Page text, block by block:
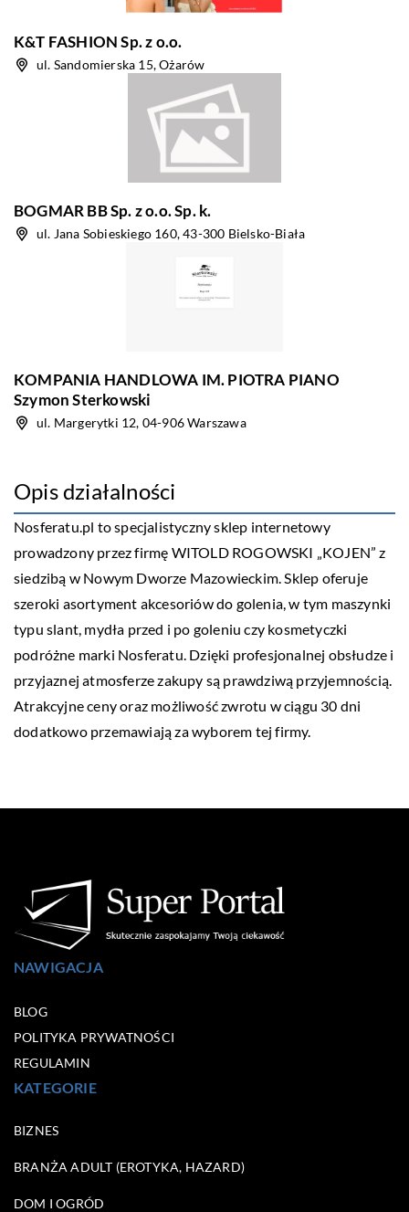
K&T FASHION Sp. z o.o.
ul. Sandomierska 15, Ożarów
BOGMAR BB Sp. z o.o. Sp. k.
ul. Jana Sobieskiego 160, 43-300 Bielsko-Biała
KOMPANIA HANDLOWA IM. PIOTRA PIANO
Szymon Sterkowski
ul. Margerytki 12, 04-906 Warszawa
Opis działalności
Nosferatu.pl to specjalistyczny sklep internetowy
prowadzony przez firmę WITOLD ROGOWSKI „KOJEN” z
siedzibą w Nowym Dworze Mazowieckim. Sklep oferuje
szeroki asortyment akcesoriów do golenia, w tym maszynki
typu slant, mydła przed i po goleniu czy kosmetyczki
podróżne marki Nosferatu. Dzięki profesjonalnej obsłudze i
przyjaznej atmosferze zakupy są prawdziwą przyjemnością.
Atrakcyjne ceny oraz możliwość zwrotu w ciągu 30 dni
dodatkowo przemawiają za wyborem tej firmy.
NAWIGACJA
BLOG
POLITYKA PRYWATNOŚCI
REGULAMIN
KATEGORIE
BIZNES
BRANŻA ADULT (EROTYKA, HAZARD)
DOM I OGRÓD